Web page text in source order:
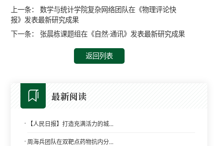
上一条：数学与统计学院复杂网络团队在《物理评论快
报》发表最新研究成果
下一条： 张晨栋课题组在《自然·通讯》发表最新研究成果
返回列表
最新阅读
· 【人民日报】打造充满活力的城...
· 周海兵团队在双靶点药物抗内分...